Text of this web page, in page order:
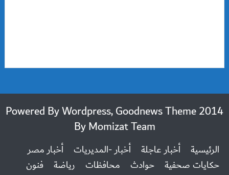
2014 Powered By Wordpress, Goodnews Theme
ByMomizat Team
الرئيسية أخبار عاجلة أخبار -المديريات
أخبار مصر
حكايات صحفية
حوادث محافظات رياضة
فنون